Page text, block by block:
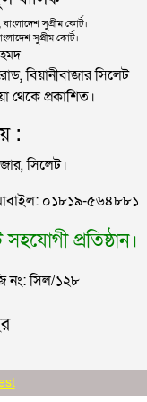
নারী আটক
প্রাণ গেল ৩ বাংলাদেশির
হাতে পাইপ মাথায়
ধরল মালেককে
গ্রেফতার
জন
সুপ্রীম কোর্ট।
সুপ্রীম কোর্ট।
বিয়ানীবাজার সিলেট
থেকে প্রকাশিত।
:
সিলেট।
০১৮১৯-৫৬৪৮৮১
প্রতিষ্ঠান।
নং: সিল/১২৮